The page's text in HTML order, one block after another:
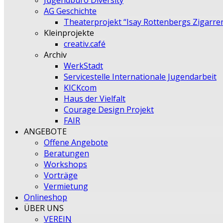
AG Geschichte
Theaterprojekt “Isay Rottenbergs
Kleinprojekte
creativ.café
Archiv
WerkStadt
Servicestelle Internationale Jugendarbeit
KICKcom
Haus der Vielfalt
Courage Design Projekt
FAIR
ANGEBOTE
Offene Angebote
Beratungen
Workshops
Vorträge
Vermietung
Onlineshop
ÜBER UNS
VEREIN